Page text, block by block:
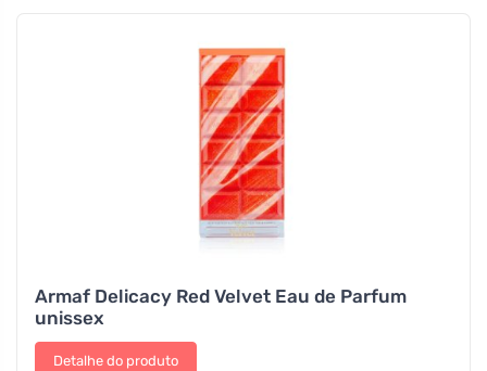
Armaf Delicacy Red Velvet Eau de Parfum
unissex
Detalhe do produto